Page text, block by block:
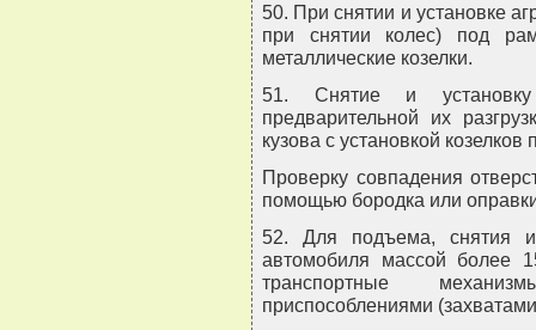
50. При снятии и установке
при снятии колес) под
металлические козелки.
51. Снятие и установку
предварительной их
кузова с установкой
Проверку совпадения
помощью бородка или
52. Для подъема, снятия и
автомобиля массой более
транспортные
приспособлениями